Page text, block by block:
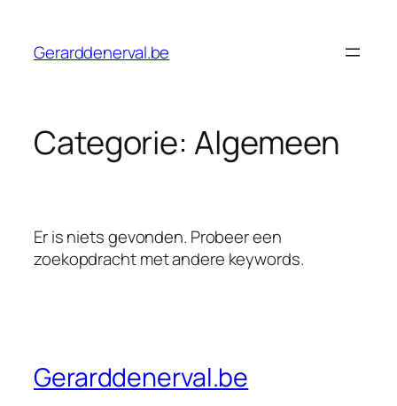
Gerarddenerval.be
Categorie: Algemeen
Er is niets gevonden. Probeer een
zoekopdracht met andere keywords.
Gerarddenerval.be